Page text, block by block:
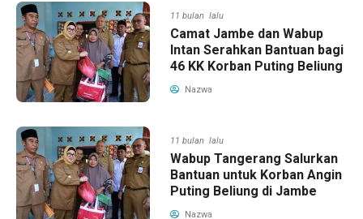
11 bulan lalu
Camat Jambe dan Wabup
Intan Serahkan Bantuan bagi
46 KK Korban Puting Beliung
Nazwa
11 bulan lalu
Wabup Tangerang Salurkan
Bantuan untuk Korban Angin
Puting Beliung di Jambe
Nazwa